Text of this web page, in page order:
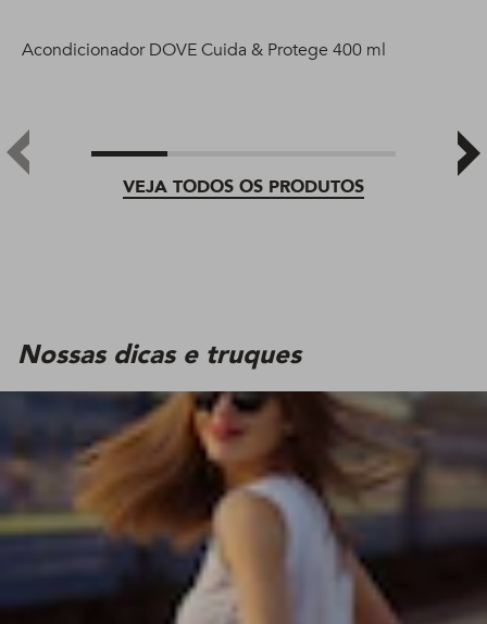
VEJA TODOS OS PRODUTOS
Acondicionador DOVE Cuida & Protege 400 ml
Nossas dicas e truques